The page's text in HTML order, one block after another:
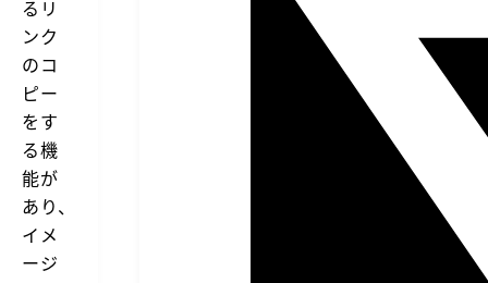
るリ
ンク
のコ
ピー
をす
る機
能が
あり、
イメ
ージ